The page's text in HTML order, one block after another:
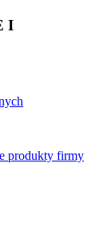
I
produkty firmy